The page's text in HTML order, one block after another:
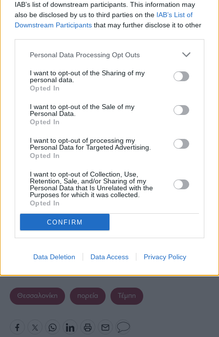
IAB’s list of downstream participants. This information may
also be disclosed by us to third parties on the IAB’s List of
Downstream Participants that may further disclose it to other
Personal Data Processing Opt Outs
I want to opt-out of the Sharing of my
personal data.
Opted In
I want to opt-out of the Sale of my
Personal Data.
Opted In
I want to opt-out of processing my
Personal Data for Targeted Advertising.
Opted In
I want to opt-out of Collection, Use,
Retention, Sale, and/or Sharing of my
Personal Data that Is Unrelated with the
Purposes for which it was collected.
Opted In
CONFIRM
Data Deletion Data Access Privacy Policy
Θεσσαλονίκη πορεία Τέμπη